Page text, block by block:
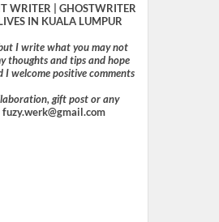
WRITER | GHOSTWRITER
IN KUALA LUMPUR
I write what you may not
thoughts and tips and hope
I welcome positive comments
gift post or any
fuzy.werk@gmail.com